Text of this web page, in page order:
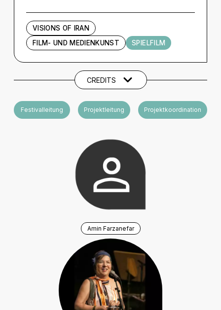
VISIONS OF IRAN
FILM- UND MEDIENKUNST
SPIELFILM
Künstler und Beteiligte
CREDITS
Festivalleitung Projektleitung Projektkoordination
Amin Farzanefar